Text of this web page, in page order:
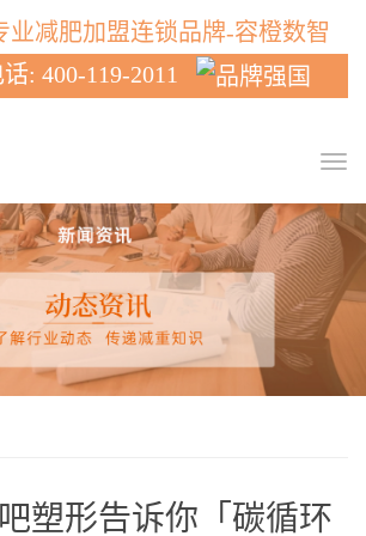
业减肥加盟连锁品牌-容橙数智
: 400-119-2011
T
g
g
n
v
塑形告诉你「碳循环